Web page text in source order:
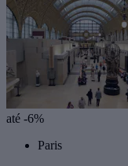
até -6%
Paris